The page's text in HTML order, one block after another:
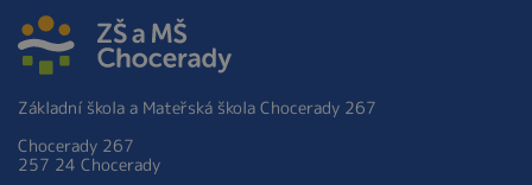
Základní škola a Mateřská škola Chocerady 267
Chocerady 267
257 24 Chocerady